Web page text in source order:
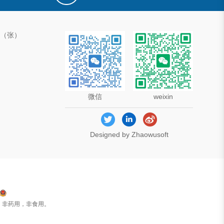
张）
weixin
微信
Designed by Zhaowusoft
药用，非食用。